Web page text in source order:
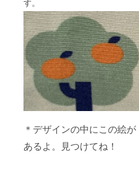
す。
＊デザインの中にこの絵が
あるよ。見つけてね！